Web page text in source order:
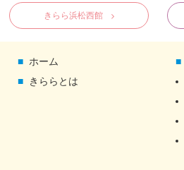
きらら浜松西館
ホーム
きららとは